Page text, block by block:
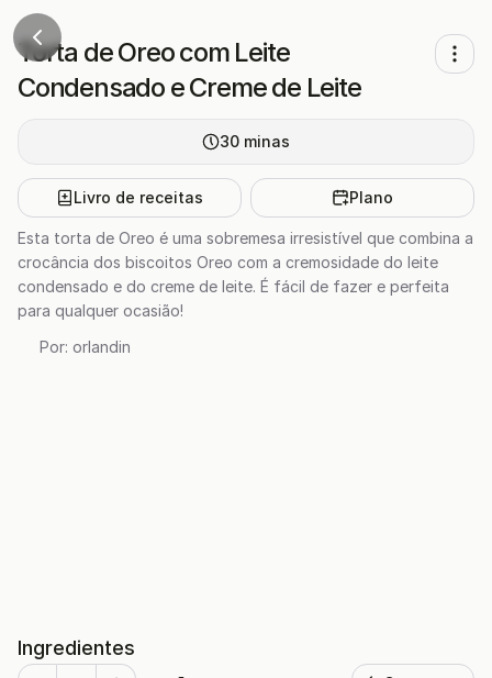
Torta de Oreo com Leite
Condensado e Creme de Leite
30 minas
Livro de receitas Plano
Esta torta de Oreo é uma sobremesa irresistível que combina a
crocância dos biscoitos Oreo com a cremosidade do leite
condensado e do creme de leite. É fácil de fazer e perfeita
para qualquer ocasião!
Por: orlandin
Ingredientes